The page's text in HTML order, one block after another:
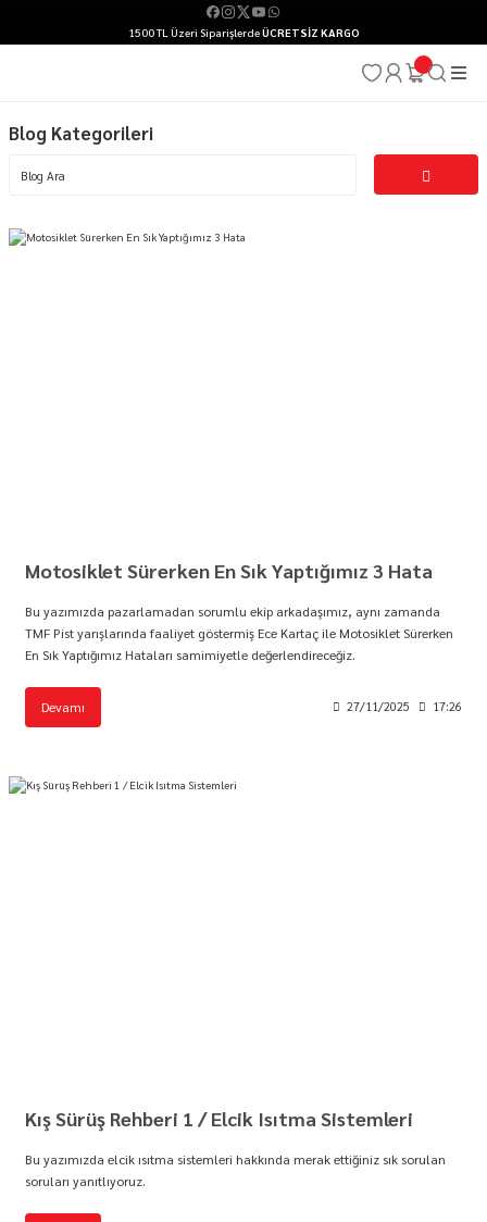
1500 TL Üzeri SiparişlerdeÜCRETSİZ KARGO
Blog Kategorileri
Motosiklet Sürerken En Sık Yaptığımız 3 Hata
Bu yazımızda pazarlamadan sorumlu ekip arkadaşımız, aynı zamanda
TMF Pist yarışlarında faaliyet göstermiş Ece Kartaç ile Motosiklet Sürerken
En Sık Yaptığımız Hataları samimiyetle değerlendireceğiz.
Devamı 27/11/2025 17:26
Kış Sürüş Rehberi 1 / Elcik Isıtma Sistemleri
Bu yazımızda elcik ısıtma sistemleri hakkında merak ettiğiniz sık sorulan
soruları yanıtlıyoruz.